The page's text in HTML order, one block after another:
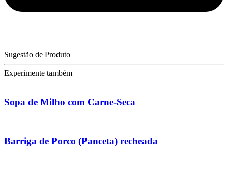
Sugestão de Produto
Experimente também
Sopa de Milho com Carne-Seca
Barriga de Porco (Panceta) recheada